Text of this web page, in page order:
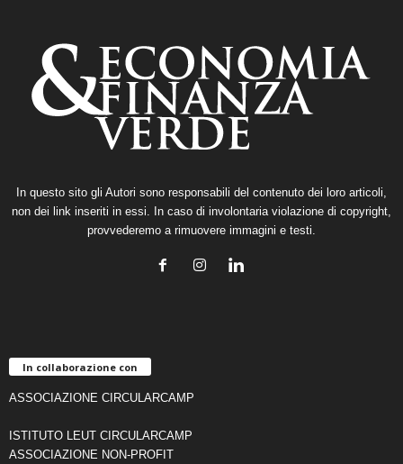
In questo sito gli Autori sono responsabili del contenuto dei loro articoli,
non dei link inseriti in essi. In caso di involontaria violazione di copyright,
provvederemo a rimuovere immagini e testi.
In collaborazione con
ASSOCIAZIONE CIRCULARCAMP
ISTITUTO LEUT CIRCULARCAMP
ASSOCIAZIONE NON-PROFIT